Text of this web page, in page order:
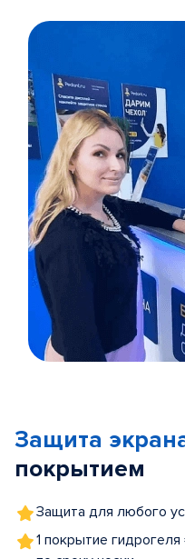
5
Защита
покрытием
Защита для любого
1 покрытие